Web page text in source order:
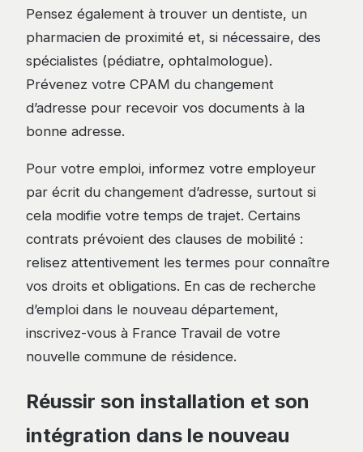
Pensez également à trouver un dentiste, un
pharmacien de proximité et, si nécessaire, des
spécialistes (pédiatre, ophtalmologue).
Prévenez votre CPAM du changement
d’adresse pour recevoir vos documents à la
bonne adresse.
Pour votre emploi, informez votre employeur
par écrit du changement d’adresse, surtout si
cela modifie votre temps de trajet. Certains
contrats prévoient des clauses de mobilité :
relisez attentivement les termes pour connaître
vos droits et obligations. En cas de recherche
d’emploi dans le nouveau département,
inscrivez-vous à France Travail de votre
nouvelle commune de résidence.
Réussir son installation et son
intégration dans le nouveau